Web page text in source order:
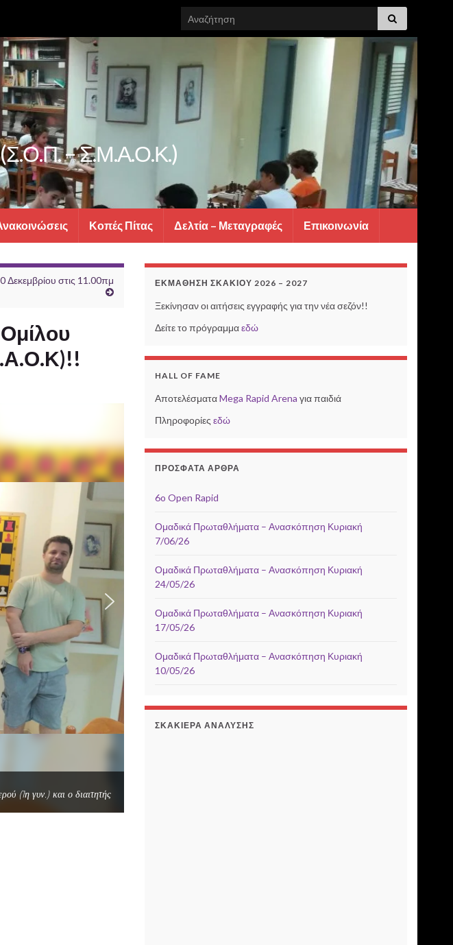
Search for:
(Σ.Ο.Π. – Σ.Μ.Α.Ο.Κ.)
Κοπές Πίτας Δελτία – Μεταγραφές Επικοινωνία
Δεκεμβρίου στις 11.00πμ
(1η γυν.) και ο διαιτητής
ΕΚΜΆΘΗΣΗ ΣΚΑΚΙΟΎ 2026 – 2027
Ξεκίνησαν οι αιτήσεις εγγραφής για την νέα σεζόν!!
Δείτε το πρόγραμμαεδώ
HALL OF FAME
ΑποτελέσματαMega Rapid Arena για παιδιά
Πληροφορίες εδώ
ΠΡΌΣΦΑΤΑ ΆΡΘΡΑ
6o Open Rapid
Ομαδικά Πρωταθλήματα – Ανασκόπηση Κυριακή
7/06/26
Ομαδικά Πρωταθλήματα – Ανασκόπηση Κυριακή
24/05/26
Ομαδικά Πρωταθλήματα – Ανασκόπηση Κυριακή
17/05/26
Ομαδικά Πρωταθλήματα – Ανασκόπηση Κυριακή
10/05/26
ΣΚΑΚΙΈΡΑ ΑΝΆΛΥΣΗΣ